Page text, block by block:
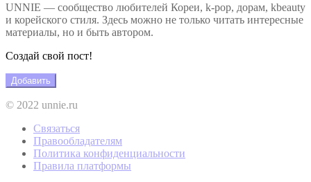
UNNIE — сообщество любителей Кореи, k-pop, дорам, kbeauty
и корейского стиля. Здесь можно не только читать интересные
материалы, но и быть автором.
Создай свой пост!
Добавить
© 2022 unnie.ru
Связаться
Правообладателям
Политика конфиденциальности
Правила платформы